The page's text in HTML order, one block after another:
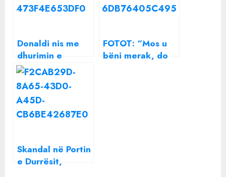
Donaldi nis me
dhurimin e
udhëtimeve,
mamaja e tij bën
reagimin që nuk
do e bënte çdo
nënë
FOTOT: “Mos u
bëni merak, do
Skandal në Portin
e Durrësit,